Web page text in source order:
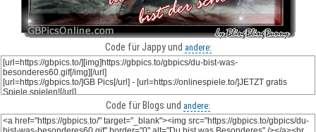
Code für Jappy und andere:
Code für Blogs und andere: